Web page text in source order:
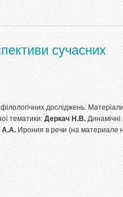
сучасних
досліджень:
тематики: Деркач Н.В. Динамічні
А.А. Ирония в речи (на материале